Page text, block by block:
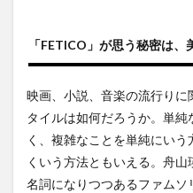
「FETICO」が思う秘密は
映画、小説、音楽の流行りに
タイルは如何だろうか。単
く、複雑なことを単純にい
くいう方法ともいえる。舟
名詞になりつつあるファム